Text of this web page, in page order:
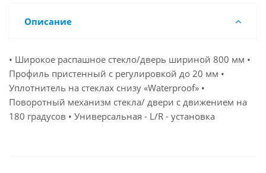
Описание
• Широкое распашное стекло/дверь шириной 800 мм •
Профиль пристенный с регулировкой до 20 мм •
Уплотнитель на стеклах снизу «Waterproof» •
Поворотный механизм стекла/ двери с движением на
180 градусов • Универсальная - L/R - установка